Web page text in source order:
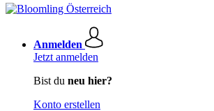
Anmelden
Jetzt anmelden
Bist du neu hier?
Konto erstellen